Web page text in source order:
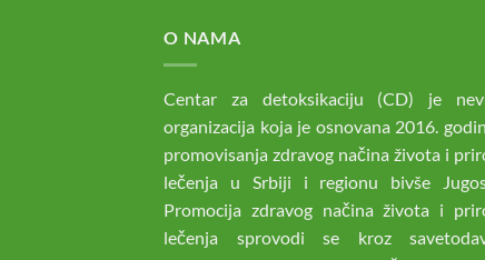
O NAMA
Centar za detoksikaciju (CD) je
organizacija koja je osnovana 2016.
promovisanja zdravog načina života i
lečenja u Srbiji i regionu bivše
Promocija zdravog načina života i
lečenja sprovodi se kroz